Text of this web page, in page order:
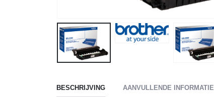
BESCHRIJVING AANVULLENDE INFORMATIE